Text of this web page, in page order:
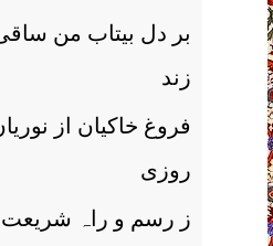
بر دل بیتاب من
زند
فروغ خاکیان از
روزی
ز رسم و راہ شریعت